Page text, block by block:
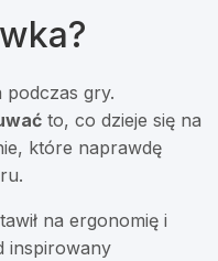
gry.
to, co dzieje się na
które naprawdę
na ergonomię i
inspirowany